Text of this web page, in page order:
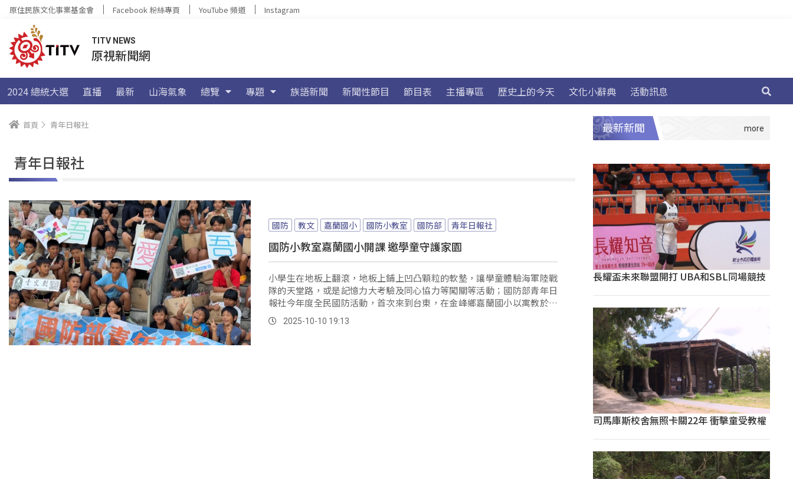
原住民族文化事業基金會 Facebook 粉絲專頁 YouTube 頻道 Instagram
TITV NEWS
原視新聞網
2024 總統大選 直播 最新 山海氣象 總覽 專題 族語新聞 新聞性節目 節目表 主播專區 歷史上的今天 文化小辭典 活動訊息
首頁 青年日報社
青年日報社
國防 教文 嘉蘭國小 國防小教室 國防部 青年日報社
國防小教室嘉蘭國小開課 邀學童守護家園
小學生在地板上翻滾，地板上鋪上凹凸顆粒的軟墊，讓學童體驗海軍陸戰
隊的天堂路，或是記憶力大考驗及同心協力等闖關等活動；國防部青年日
報社今年度全民國防活動，首次來到台東，在金峰鄉嘉蘭國小以寓教於樂
方式，帶領學童認識國軍與國防的重要性。
2025-10-10 19:13
最新新聞
長耀盃未來聯盟開打 UBA和SBL同場競技
司馬庫斯校舍無照卡關22年 衝擊童受教權